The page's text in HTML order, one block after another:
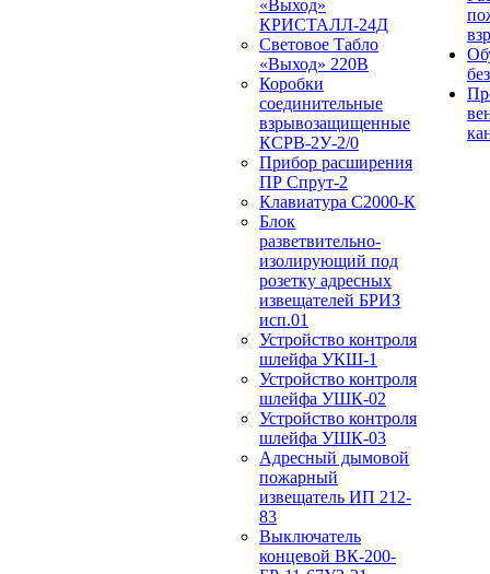
«Выход»
КРИСТАЛЛ-24Д
Световое Табло
«Выход» 220В
Коробки
соединительные
взрывозащищенные
КСРВ-2У-2/0
Прибор расширения
ПР Спрут-2
Клавиатура С2000-К
Блок
разветвительно-
изолирующий под
розетку адресных
извещателей БРИЗ
исп.01
Устройство контроля
шлейфа УКШ-1
Устройство контроля
шлейфа УШК-02
Устройство контроля
шлейфа УШК-03
Адресный дымовой
пожарный
извещатель ИП 212-
83
Выключатель
концевой ВК-200-